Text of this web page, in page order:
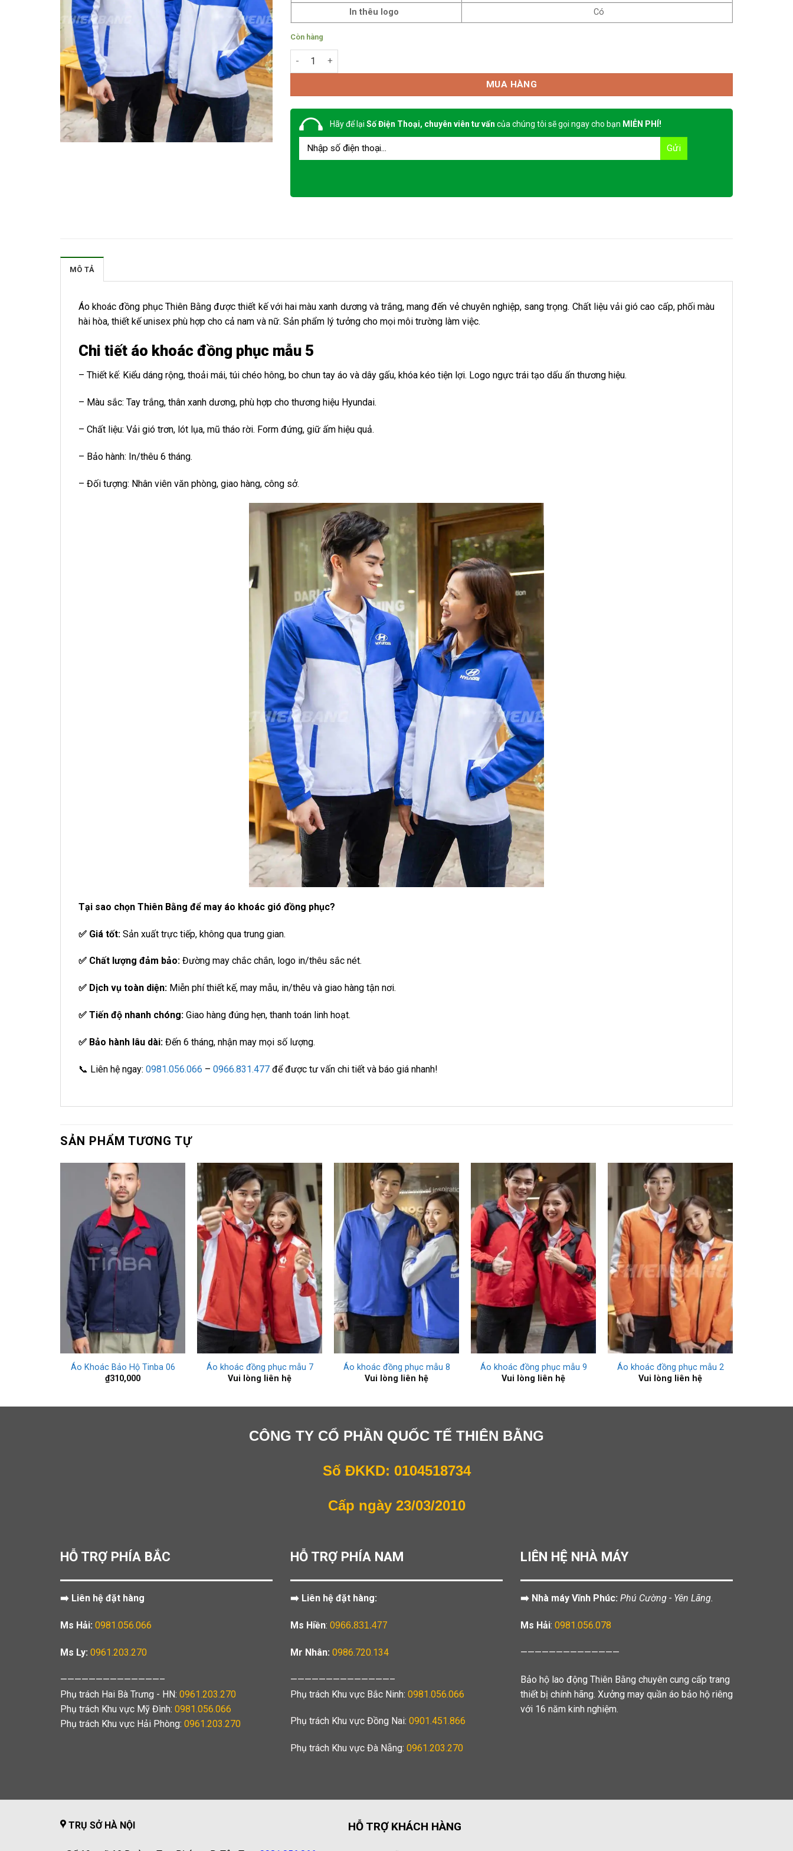
In thêu logo
Có
Còn hàng
Áo khoác đồng phục mẫu 5 số lượng
MUA HÀNG
Hãy để lại Số Điện Thoại, chuyên viên tư vấn của chúng tôi sẽ gọi ngay cho bạn MIỄN PHÍ!
MÔ TẢ
Áo khoác đồng phục Thiên Bằng được thiết kế với hai màu xanh dương và trắng, mang đến vẻ chuyên nghiệp, sang trọng. Chất liệu vải gió cao cấp, phối màu
hài hòa, thiết kế unisex phù hợp cho cả nam và nữ. Sản phẩm lý tưởng cho mọi môi trường làm việc.
Chi tiết áo khoác đồng phục mẫu 5
– Thiết kế: Kiểu dáng rộng, thoải mái, túi chéo hông, bo chun tay áo và dây gấu, khóa kéo tiện lợi. Logo ngực trái tạo dấu ấn thương hiệu.
– Màu sắc: Tay trắng, thân xanh dương, phù hợp cho thương hiệu Hyundai.
– Chất liệu: Vải gió trơn, lót lụa, mũ tháo rời. Form đứng, giữ ấm hiệu quả.
– Bảo hành: In/thêu 6 tháng.
– Đối tượng: Nhân viên văn phòng, giao hàng, công sở.
Tại sao chọn Thiên Bằng để may áo khoác gió đồng phục?
✅ Giá tốt: Sản xuất trực tiếp, không qua trung gian.
✅ Chất lượng đảm bảo: Đường may chắc chắn, logo in/thêu sắc nét.
✅ Dịch vụ toàn diện: Miễn phí thiết kế, may mẫu, in/thêu và giao hàng tận nơi.
✅ Tiến độ nhanh chóng: Giao hàng đúng hẹn, thanh toán linh hoạt.
✅ Bảo hành lâu dài: Đến 6 tháng, nhận may mọi số lượng.
📞 Liên hệ ngay: 0981.056.066 – 0966.831.477 để được tư vấn chi tiết và báo giá nhanh!
SẢN PHẨM TƯƠNG TỰ
+
Áo Khoác Bảo Hộ Tinba 06
₫310,000
Áo khoác đồng phục mẫu 7
Vui lòng liên hệ
Áo khoác đồng phục mẫu 8
Vui lòng liên hệ
Áo khoác đồng phục mẫu 9
Vui lòng liên hệ
+
Áo khoác đồng phục mẫu 2
Vui lòng liên hệ
CÔNG TY CỔ PHẦN QUỐC TẾ THIÊN BẰNG
Số ĐKKD: 0104518734
Cấp ngày 23/03/2010
HỖ TRỢ PHÍA BẮC
➡️ Liên hệ đặt hàng
Ms Hải: 0981.056.066
Ms Ly: 0961.203.270
——————————————–
Phụ trách Hai Bà Trưng - HN: 0961.203.270
Phụ trách Khu vực Mỹ Đình: 0981.056.066
Phụ trách Khu vực Hải Phòng: 0961.203.270
HỖ TRỢ PHÍA NAM
➡️ Liên hệ đặt hàng:
Ms Hiền: 0966.831.477
Mr Nhân: 0986.720.134
——————————————–
Phụ trách Khu vực Bắc Ninh: 0981.056.066
Phụ trách Khu vực Đồng Nai: 0901.451.866
Phụ trách Khu vực Đà Nẵng: 0961.203.270
LIÊN HỆ NHÀ MÁY
➡️ Nhà máy Vĩnh Phúc: Phú Cường - Yên Lãng.
Ms Hải: 0981.056.078
——————————————
Bảo hộ lao động Thiên Bằng chuyên cung cấp trang
thiết bị chính hãng. Xưởng may quần áo bảo hộ riêng
với 16 năm kinh nghiệm.
TRỤ SỞ HÀ NỘI HỖ TRỢ KHÁCH HÀNG